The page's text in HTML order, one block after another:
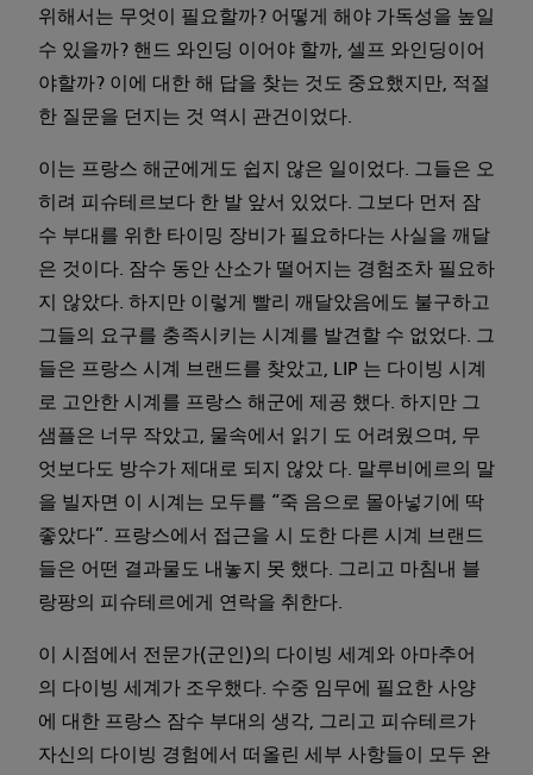
위해서는 무엇이 필요할까? 어떻게 해야 가독성을 높일
수 있을까? 핸드 와인딩 이어야 할까, 셀프 와인딩이어
야할까? 이에 대한 해 답을 찾는 것도 중요했지만, 적절
한 질문을 던지는 것 역시 관건이었다.
이는 프랑스 해군에게도 쉽지 않은 일이었다. 그들은 오
히려 피슈테르보다 한 발 앞서 있었다. 그보다 먼저 잠
수 부대를 위한 타이밍 장비가 필요하다는 사실을 깨달
은 것이다. 잠수 동안 산소가 떨어지는 경험조차 필요하
지 않았다. 하지만 이렇게 빨리 깨달았음에도 불구하고
그들의 요구를 충족시키는 시계를 발견할 수 없었다. 그
들은 프랑스 시계 브랜드를 찾았고, LIP 는 다이빙 시계
로 고안한 시계를 프랑스 해군에 제공 했다. 하지만 그
샘플은 너무 작았고, 물속에서 읽기 도 어려웠으며, 무
엇보다도 방수가 제대로 되지 않았 다. 말루비에르의 말
을 빌자면 이 시계는 모두를 “죽 음으로 몰아넣기에 딱
좋았다”. 프랑스에서 접근을 시 도한 다른 시계 브랜드
들은 어떤 결과물도 내놓지 못 했다. 그리고 마침내 블
랑팡의 피슈테르에게 연락을 취한다.
이 시점에서 전문가(군인)의 다이빙 세계와 아마추어
의 다이빙 세계가 조우했다. 수중 임무에 필요한 사양
에 대한 프랑스 잠수 부대의 생각, 그리고 피슈테르가
자신의 다이빙 경험에서 떠올린 세부 사항들이 모두 완